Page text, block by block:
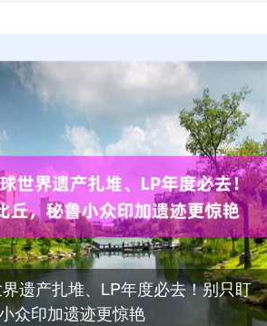
遗产扎堆、LP年度必去！别只盯
众印加遗迹更惊艳